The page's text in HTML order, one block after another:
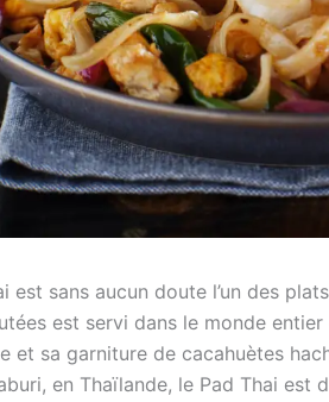
est sans aucun doute l’un des
est servi dans le monde
et sa garniture de cacahuètes
en Thaïlande, le Pad Thai